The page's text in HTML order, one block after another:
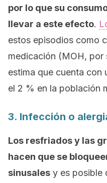
por lo que su
llevar a este efecto.
estos episodios como
medicación (MOH, por
estima que cuenta con
el 2 % en la población
3. Infección o
Los resfriados y las
hacen que se
sinusales y es posible